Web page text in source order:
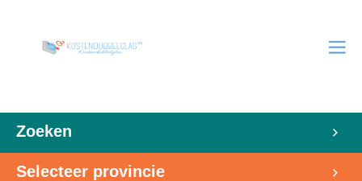
Zoeken
Selecteer provincie